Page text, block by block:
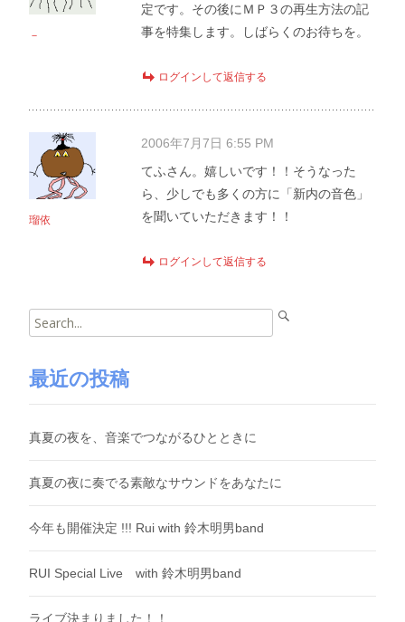
－
定です。その後にＭＰ３の再生方法の記
事を特集します。しばらくのお待ちを。
ログインして返信する
瑠依
2006年7月7日 6:55 PM
てふさん。嬉しいです！！そうなった
ら、少しでも多くの方に「新内の音色」
を聞いていただきます！！
ログインして返信する
Search
for:
最近の投稿
真夏の夜を、音楽でつながるひとときに
真夏の夜に奏でる素敵なサウンドをあなたに
今年も開催決定 !!! Rui with 鈴木明男band
RUI Special Live with 鈴木明男band
ライブ決まりました！！